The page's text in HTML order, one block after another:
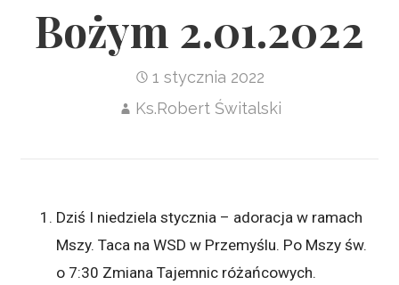
Bożym 2.01.2022
1 stycznia 2022
Ks.Robert Świtalski
Dziś I niedziela stycznia – adoracja w ramach
Mszy. Taca na WSD w Przemyślu. Po Mszy św.
o 7:30 Zmiana Tajemnic różańcowych.